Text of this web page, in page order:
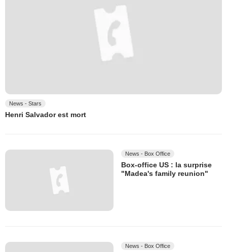
News - Stars
Henri Salvador est mort
News - Box Office
Box-office US : la surprise
"Madea's family reunion"
News - Box Office